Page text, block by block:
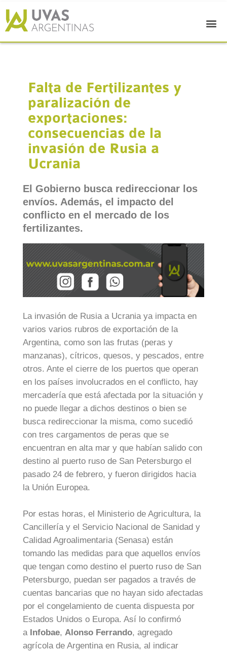
Falta de Fertilizantes y
paralización de
exportaciones:
consecuencias de la
invasión de Rusia a
Ucrania
El Gobierno busca redireccionar los
envíos. Además, el impacto del
conflicto en el mercado de los
fertilizantes.
La invasión de Rusia a Ucrania ya impacta en
varios varios rubros de exportación de la
Argentina, como son las frutas (peras y
manzanas), cítricos, quesos, y pescados, entre
otros. Ante el cierre de los puertos que operan
en los países involucrados en el conflicto, hay
mercadería que está afectada por la situación y
no puede llegar a dichos destinos o bien se
busca redireccionar la misma, como sucedió
con tres cargamentos de peras que se
encuentran en alta mar y que habían salido con
destino al puerto ruso de San Petersburgo el
pasado 24 de febrero, y fueron dirigidos hacia
la Unión Europea.
Por estas horas, el Ministerio de Agricultura, la
Cancillería y el Servicio Nacional de Sanidad y
Calidad Agroalimentaria (Senasa) están
tomando las medidas para que aquellos envíos
que tengan como destino el puerto ruso de San
Petersburgo, puedan ser pagados a través de
cuentas bancarias que no hayan sido afectadas
por el congelamiento de cuenta dispuesta por
Estados Unidos o Europa. Así lo confirmó
a Infobae, Alonso Ferrando, agregado
agrícola de Argentina en Rusia, al indicar